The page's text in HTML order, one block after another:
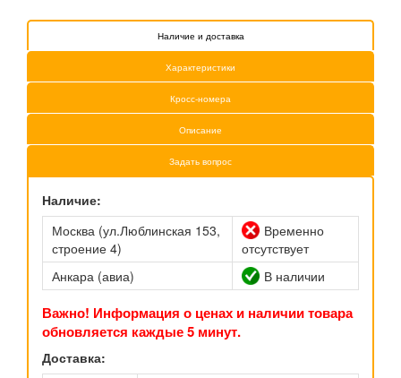
Наличие и доставка
Характеристики
Кросс-номера
Описание
Задать вопрос
Наличие:
Москва (ул.Люблинская 153,
строение 4)
Временно
отсутствует
Анкара (авиа)
В наличии
Важно! Информация о ценах и наличии товара
обновляется каждые 5 минут.
Доставка: